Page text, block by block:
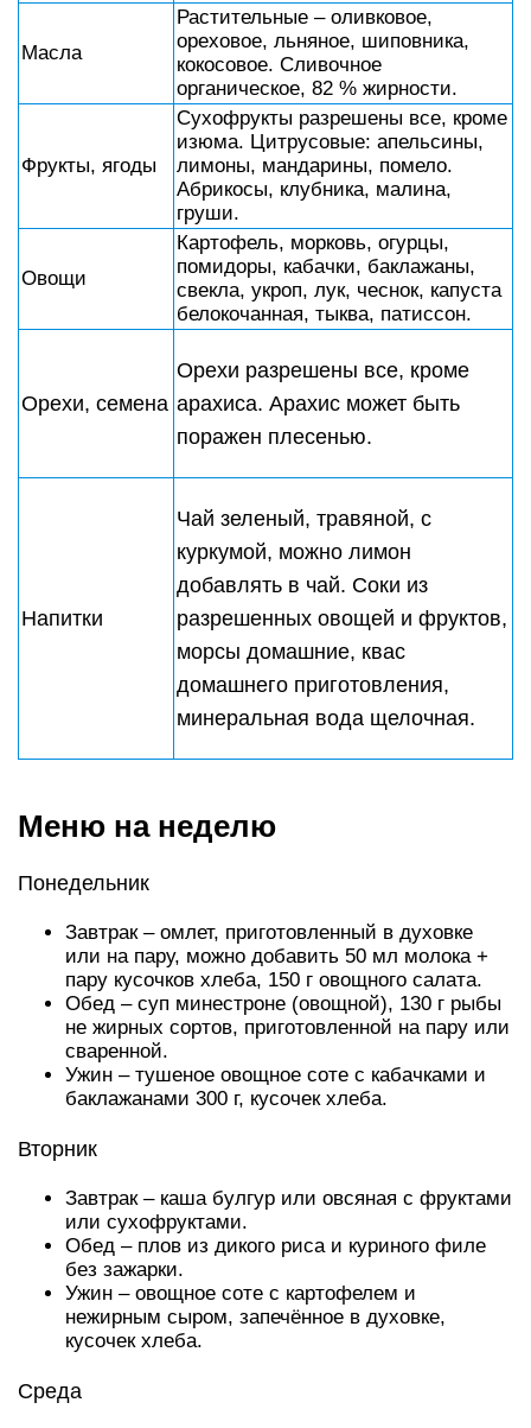
Масла
Растительные – оливковое,
ореховое, льняное, шиповника,
кокосовое. Сливочное
органическое, 82 % жирности.
Фрукты, ягоды
Сухофрукты разрешены все, кроме
изюма. Цитрусовые: апельсины,
лимоны, мандарины, помело.
Абрикосы, клубника, малина,
груши.
Овощи
Картофель, морковь, огурцы,
помидоры, кабачки, баклажаны,
свекла, укроп, лук, чеснок, капуста
белокочанная, тыква, патиссон.
Орехи, семена
Орехи разрешены все, кроме
арахиса. Арахис может быть
поражен плесенью.
Напитки
Чай зеленый, травяной, с
куркумой, можно лимон
добавлять в чай. Соки из
разрешенных овощей и фруктов,
морсы домашние, квас
домашнего приготовления,
минеральная вода щелочная.
Меню на неделю
Понедельник
Завтрак – омлет, приготовленный в духовке
или на пару, можно добавить 50 мл молока +
пару кусочков хлеба, 150 г овощного салата.
Обед – суп минестроне (овощной), 130 г рыбы
не жирных сортов, приготовленной на пару или
сваренной.
Ужин – тушеное овощное соте с кабачками и
баклажанами 300 г, кусочек хлеба.
Вторник
Завтрак – каша булгур или овсяная с фруктами
или сухофруктами.
Обед – плов из дикого риса и куриного филе
без зажарки.
Ужин – овощное соте с картофелем и
нежирным сыром, запечённое в духовке,
кусочек хлеба.
Среда